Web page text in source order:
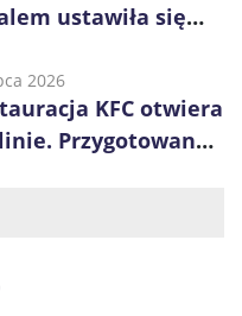
ustawiła się
2026
KFC otwiera
Przygotowano